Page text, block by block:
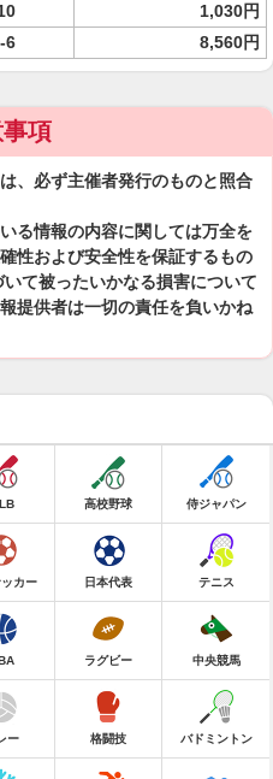
1,030円
6 8,560円
項
、必ず主催者発行のものと照合
る情報の内容に関しては万全を
性および安全性を保証するもの
て被ったいかなる損害について
提供者は一切の責任を負いかね
高校野球 侍ジャパン
カー 日本代表 テニス
ラグビー 中央競馬
ー 格闘技 バドミントン